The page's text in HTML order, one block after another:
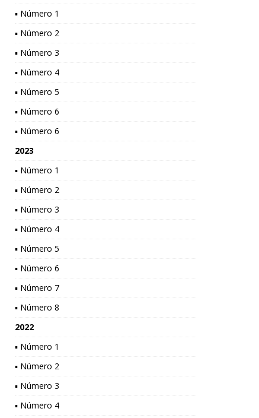
▪ Número 1
▪ Número 2
▪ Número 3
▪ Número 4
▪ Número 5
▪ Número 6
▪ Número 6
2023
▪ Número 1
▪ Número 2
▪ Número 3
▪ Número 4
▪ Número 5
▪ Número 6
▪ Número 7
▪ Número 8
2022
▪ Número 1
▪ Número 2
▪ Número 3
▪ Número 4